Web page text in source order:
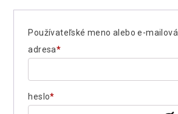
Používateľské meno alebo e-mailová
adresa*Povinné
heslo*Povinné